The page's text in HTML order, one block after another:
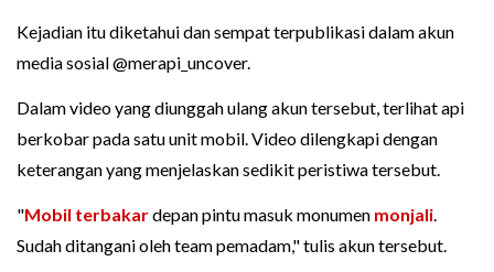
Kejadian itu diketahui dan sempat terpublikasi dalam akun
media sosial @merapi_uncover.
Dalam video yang diunggah ulang akun tersebut, terlihat api
berkobar pada satu unit mobil. Video dilengkapi dengan
keterangan yang menjelaskan sedikit peristiwa tersebut.
"Mobil terbakardepan pintu masuk monumen monjali.
Sudah ditangani oleh team pemadam," tulis akun tersebut.